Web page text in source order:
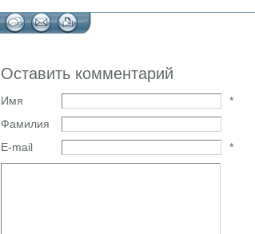
Оставить комментарий
Имя
*
Фамилия
E-mail
*